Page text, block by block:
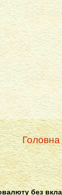
Головна
без